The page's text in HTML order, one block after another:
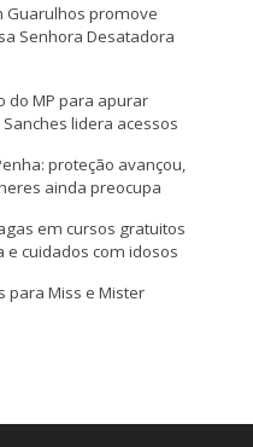
Guarulhos promove
Senhora Desatadora
do MP para apurar
lidera acessos
proteção avançou,
ainda preocupa
em cursos gratuitos
cuidados com idosos
para Miss e Mister